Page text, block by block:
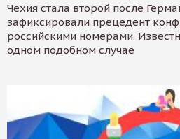
Чехия стала второй после
зафиксировали прецедент
российскими номерами.
одном подобном случае